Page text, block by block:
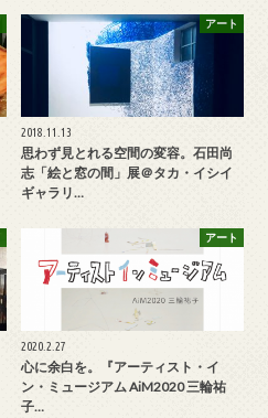
アート
2018.11.13
思わず見とれる空間の変容。石田尚
志「絵と窓の間」展＠タカ・イシイ
ギャラリ…
アート
2020.2.27
心に余白を。『アーティスト・イ
ン・ミュージアム AiM2020 三輪祐
子…